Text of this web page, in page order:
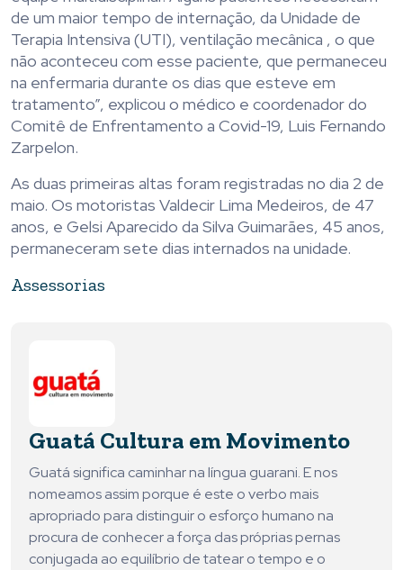
de um maior tempo de internação, da Unidade de
Terapia Intensiva (UTI), ventilação mecânica , o que
não aconteceu com esse paciente, que permaneceu
na enfermaria durante os dias que esteve em
tratamento”, explicou o médico e coordenador do
Comitê de Enfrentamento a Covid-19, Luis Fernando
Zarpelon.
As duas primeiras altas foram registradas no dia 2 de
maio. Os motoristas Valdecir Lima Medeiros, de 47
anos, e Gelsi Aparecido da Silva Guimarães, 45 anos,
permaneceram sete dias internados na unidade.
Assessorias
Guatá Cultura em Movimento
Guatá significa caminhar na língua guarani. E nos
nomeamos assim porque é este o verbo mais
apropriado para distinguir o esforço humano na
procura de conhecer a força das próprias pernas
conjugada ao equilíbrio de tatear o tempo e o